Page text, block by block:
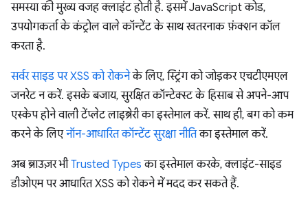
समस्या की मुख्य वजह क्लाइंट होती है. इसमें JavaScript कोड,
उपयोगकर्ता के कंट्रोल वाले कॉन्टेंट के साथ खतरनाक फ़ंक्शन कॉल
करता है.
सर्वर साइड पर XSS को रोकनेके लिए, स्ट्रिंग को जोड़कर एचटीएमएल
जनरेट न करें. इसके बजाय, सुरक्षित कॉन्टेक्स्ट के हिसाब से अपने-आप
एस्केप होने वाली टेंप्लेट लाइब्रेरी का इस्तेमाल करें. साथ ही, बग को कम
करने के लिएनॉन-आधारित कॉन्टेंट सुरक्षा नीतिका इस्तेमाल करें.
अब ब्राउज़र भीTrusted Types का इस्तेमाल करके, क्लाइंट-साइड
डीओएम पर आधारित XSS को रोकने में मदद कर सकते हैं.